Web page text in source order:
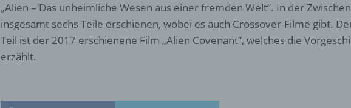
„Alien – Das unheimliche Wesen aus einer fremden Welt“. In der
insgesamt sechs Teile erschienen, wobei es auch Crossover-Filme gibt.
Teil ist der 2017 erschienene Film „Alien Covenant“, welches die
erzählt.
Betroffene Person ist jede identifizierte oder identifizierbare
natürliche Person, deren personenbezogene Daten von dem für die
Verarbeitung Verantwortlichen verarbeitet werden.